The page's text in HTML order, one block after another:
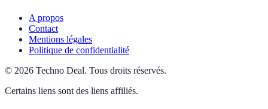
A propos
Contact
Mentions légales
Politique de confidentialité
© 2026 Techno Deal. Tous droits réservés.
Certains liens sont des liens affiliés.